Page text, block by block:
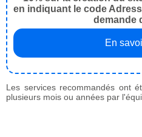
en indiquant le code
demande
En
Les services recommandés ont
plusieurs mois ou années par